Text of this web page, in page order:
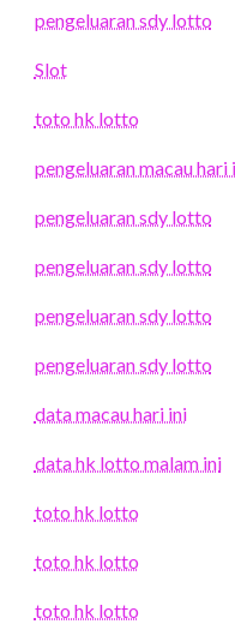
pengeluaran sdy lotto
Slot
toto hk lotto
pengeluaran macau hari
pengeluaran sdy lotto
pengeluaran sdy lotto
pengeluaran sdy lotto
pengeluaran sdy lotto
data macau hari ini
data hk lotto malam ini
toto hk lotto
toto hk lotto
toto hk lotto